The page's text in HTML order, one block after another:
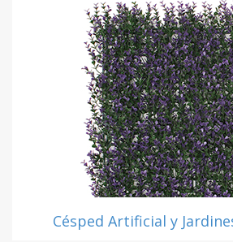
Césped Artificial y